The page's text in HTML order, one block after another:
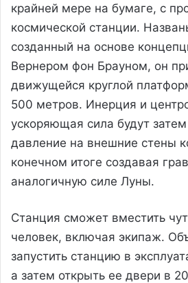
крайней мере на бумаге, с
космической станции.
созданный на основе
Вернером фон Брауном, он
движущейся круглой
500 метров. Инерция и
ускоряющая сила будут затем
давление на внешние стены
конечном итоге создавая
аналогичную силе Луны.
Станция сможет вместить
человек, включая экипаж.
запустить станцию в
а затем открыть ее двери в